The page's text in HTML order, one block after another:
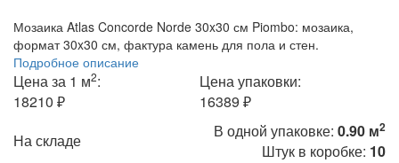
Мозаика Atlas Concorde Norde 30x30 см Piombo: мозаика,
формат 30x30 см, фактура камень для пола и стен.
Подробное описание
Цена за 1 м2:
18210 ₽
Цена упаковки:
16389 ₽
На складе
В одной упаковке: 0.90 м2
Штук в коробке: 10